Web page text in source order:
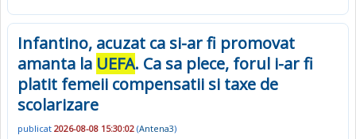
Infantino, acuzat ca si-ar fi promovat
amanta la UEFA. Ca sa plece, forul i-ar fi
platit femeii compensatii si taxe de
scolarizare
publicat 2026-08-08 15:30:02 (Antena3)